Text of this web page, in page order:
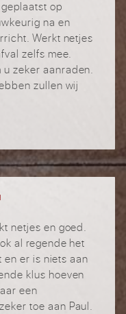
op
na en
Werkt netjes
zelfs mee.
zeker aanraden.
zullen wij
netjes en goed.
al regende het
er is niets aan
klus hoeven
een
toe aan Paul.